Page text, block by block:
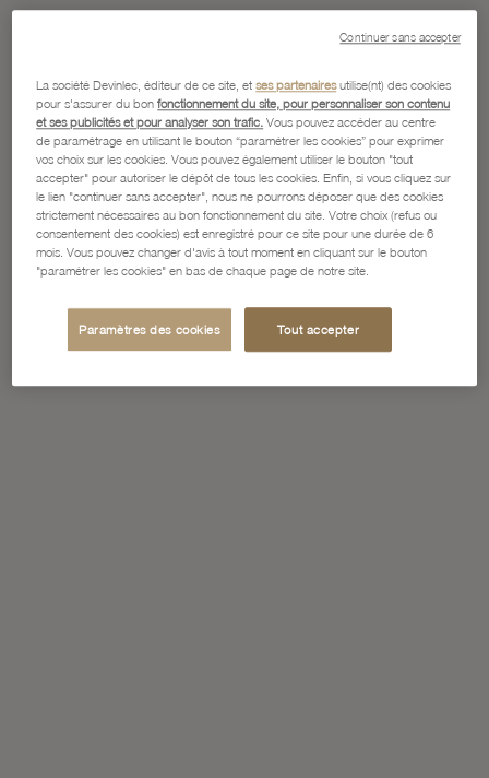
La société Devinlec, éditeur de ce site, etses partenairesutilise(nt) des cookies
pour s'assurer du bonfonctionnement du site, pour personnaliser son contenu
et ses publicités et pour analyser son trafic. Vous pouvez accéder au centre
de paramétrage en utilisant le bouton “paramétrer les cookies” pour exprimer
vos choix sur les cookies. Vous pouvez également utiliser le bouton "tout
accepter" pour autoriser le dépôt de tous les cookies. Enfin, si vous cliquez sur
le lien "continuer sans accepter", nous ne pourrons déposer que des cookies
strictement nécessaires au bon fonctionnement du site. Votre choix (refus ou
consentement des cookies) est enregistré pour ce site pour une durée de 6
mois. Vous pouvez changer d'avis à tout moment en cliquant sur le bouton
"paramétrer les cookies" en bas de chaque page de notre site.
Paramètres des cookies Tout accepter
Continuer sans accepter